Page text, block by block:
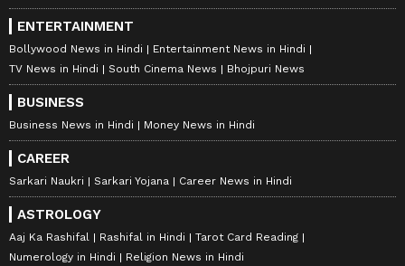
ENTERTAINMENT
Bollywood News in Hindi
Entertainment News in Hindi
TV News in Hindi
South Cinema News Bhojpuri News
BUSINESS
Business News in Hindi Money News in Hindi
CAREER
Sarkari Naukri Sarkari Yojana Career News in Hindi
ASTROLOGY
Aaj Ka Rashifal Rashifal in Hindi
Tarot Card Reading
Numerology in Hindi
Religion News in Hindi